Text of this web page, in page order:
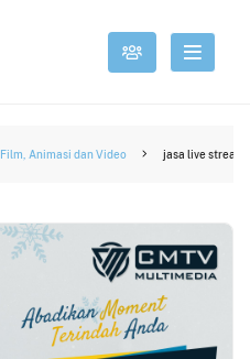
Film, Animasi dan Video jasa live